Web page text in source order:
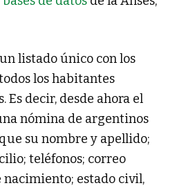
listado único con los
los habitantes
Es decir, desde ahora el
nómina de argentinos
su nombre y apellido;
teléfonos; correo
nacimiento; estado civil,